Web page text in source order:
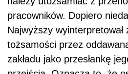
pracowników. Dopiero
Najwyższy wyinterpretował
tożsamości przez
zakładu jako przesłankę